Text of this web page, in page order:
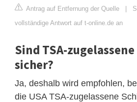
Antrag auf Entfernung der Quelle |
vollständige Antwort auf t-online.de an
Sind TSA-
sicher?
Ja, deshalb wird empfohlen,
die USA TSA-zugelassene